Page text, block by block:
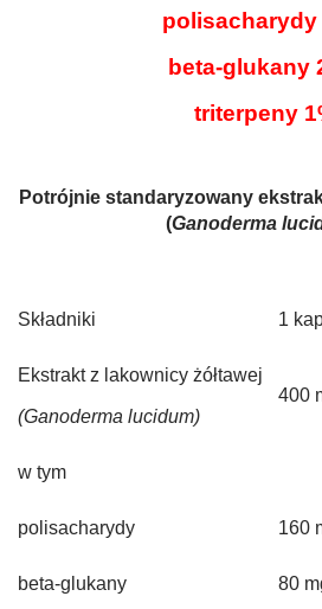
polisacharydy
beta-glukany
triterpeny
Potrójnie standaryzowany
(Ganoderma
Składniki 1
Ekstrakt z lakownicy żółtawej
(Ganoderma lucidum)
400
w tym
polisacharydy 160
beta-glukany 80